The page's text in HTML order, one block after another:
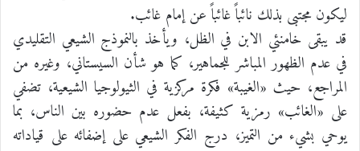
ليكون مجتبى بذلك نائباً غائباً عن إمام غائب.
قد يبقى خامنئي الابن في الظل، ويأخذ بالنموذج الشيعي التقليدي
في عدم الظهور المباشر للجماهير، كما هو شأن السيستاني، وغيره من
المراجع، حيث «الغيبة» فكرة مركزية في الثيولوجيا الشيعية، تضفي
على «الغائب» رمزية كثيفة، بفعل عدم حضوره بين الناس، بما
يوحي بشيء من التميز، درج الفكر الشيعي على إضفائه على قياداته